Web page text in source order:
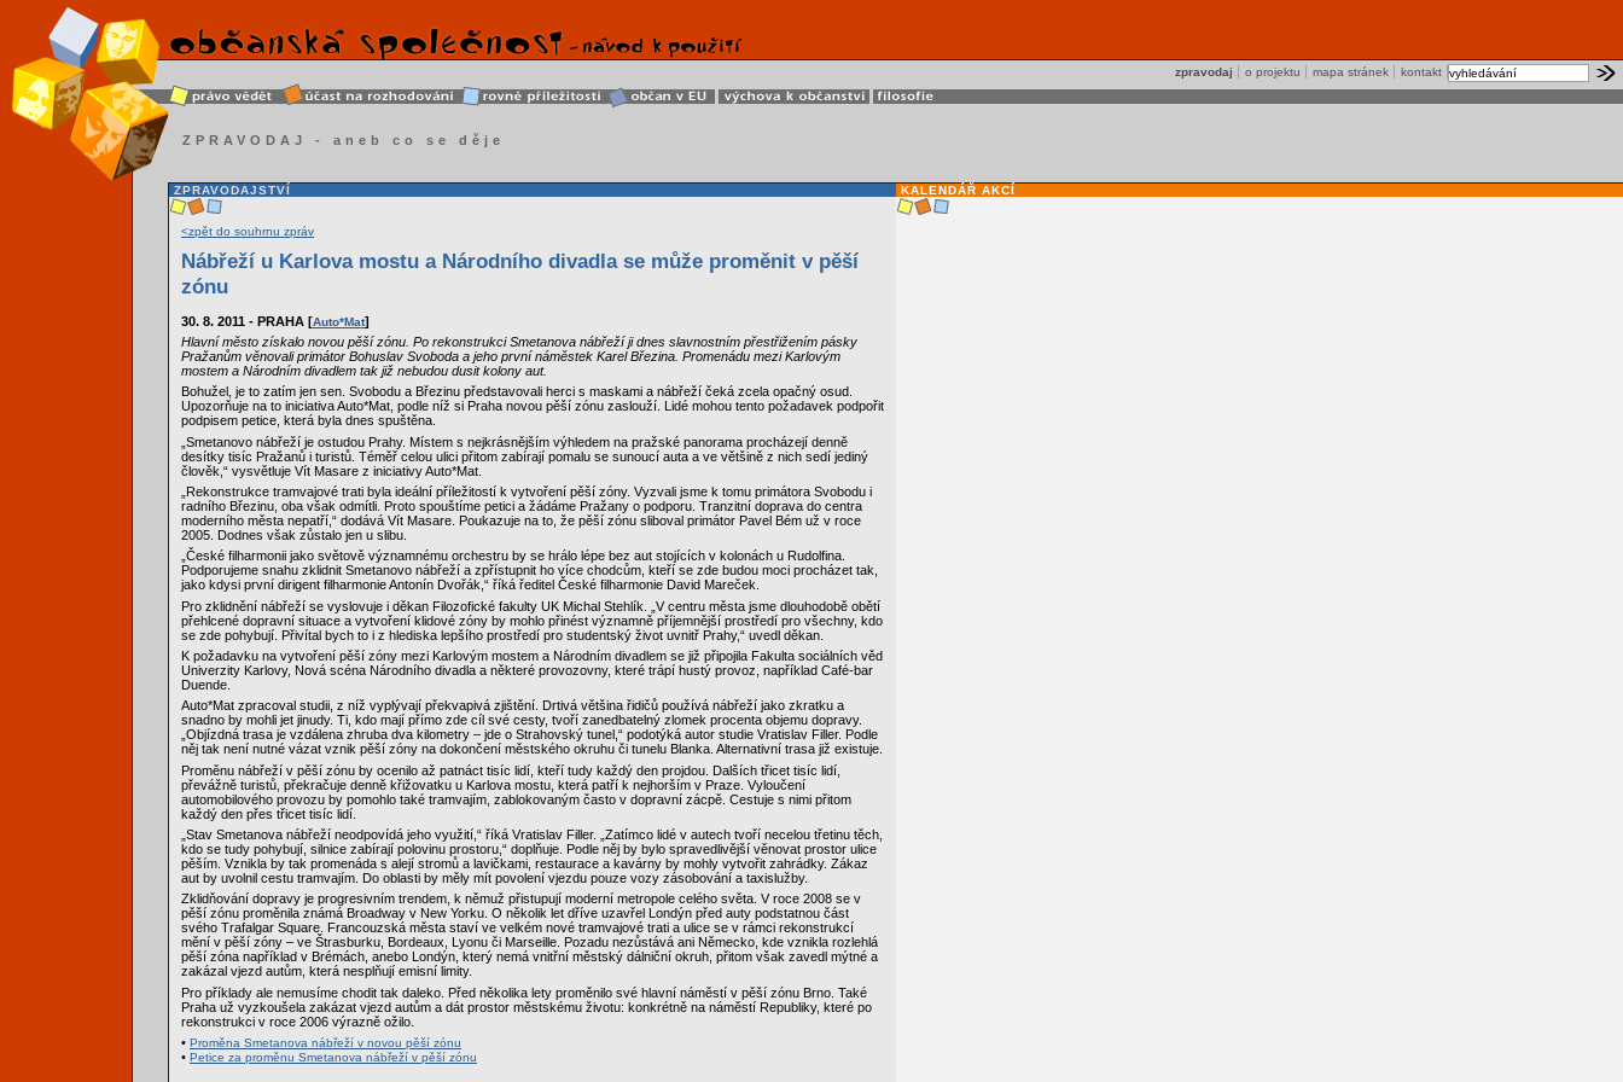
kontakt
mapa stránek
o projektu
zpravodaj
ZPRAVODAJ - aneb co se děje
ZPRAVODAJSTVÍ
<zpět do souhrnu zpráv
Nábřeží u Karlova mostu a Národního divadla se může proměnit v pěší
zónu
30. 8. 2011 - PRAHA [Auto*Mat]
Hlavní město získalo novou pěší zónu. Po rekonstrukci Smetanova nábřeží ji dnes slavnostním přestřižením pásky
Pražanům věnovali primátor Bohuslav Svoboda a jeho první náměstek Karel Březina. Promenádu mezi Karlovým
mostem a Národním divadlem tak již nebudou dusit kolony aut.
Bohužel, je to zatím jen sen. Svobodu a Březinu představovali herci s maskami a nábřeží čeká zcela opačný osud.
Upozorňuje na to iniciativa Auto*Mat, podle níž si Praha novou pěší zónu zaslouží. Lidé mohou tento požadavek podpořit
podpisem petice, která byla dnes spuštěna.
„Smetanovo nábřeží je ostudou Prahy. Místem s nejkrásnějším výhledem na pražské panorama procházejí denně
desítky tisíc Pražanů i turistů. Téměř celou ulici přitom zabírají pomalu se sunoucí auta a ve většině z nich sedí jediný
člověk,“ vysvětluje Vít Masare z iniciativy Auto*Mat.
„Rekonstrukce tramvajové trati byla ideální příležitostí k vytvoření pěší zóny. Vyzvali jsme k tomu primátora Svobodu i
radního Březinu, oba však odmítli. Proto spouštíme petici a žádáme Pražany o podporu. Tranzitní doprava do centra
moderního města nepatří,“ dodává Vít Masare. Poukazuje na to, že pěší zónu sliboval primátor Pavel Bém už v roce
2005. Dodnes však zůstalo jen u slibu.
„České filharmonii jako světově významnému orchestru by se hrálo lépe bez aut stojících v kolonách u Rudolfina.
Podporujeme snahu zklidnit Smetanovo nábřeží a zpřístupnit ho více chodcům, kteří se zde budou moci procházet tak,
jako kdysi první dirigent filharmonie Antonín Dvořák,“ říká ředitel České filharmonie David Mareček.
Pro zklidnění nábřeží se vyslovuje i děkan Filozofické fakulty UK Michal Stehlík. „V centru města jsme dlouhodobě obětí
přehlcené dopravní situace a vytvoření klidové zóny by mohlo přinést významně příjemnější prostředí pro všechny, kdo
se zde pohybují. Přivítal bych to i z hlediska lepšího prostředí pro studentský život uvnitř Prahy,“ uvedl děkan.
K požadavku na vytvoření pěší zóny mezi Karlovým mostem a Národním divadlem se již připojila Fakulta sociálních věd
Univerzity Karlovy, Nová scéna Národního divadla a některé provozovny, které trápí hustý provoz, například Café-bar
Duende.
Auto*Mat zpracoval studii, z níž vyplývají překvapivá zjištění. Drtivá většina řidičů používá nábřeží jako zkratku a
snadno by mohli jet jinudy. Ti, kdo mají přímo zde cíl své cesty, tvoří zanedbatelný zlomek procenta objemu dopravy.
„Objízdná trasa je vzdálena zhruba dva kilometry – jde o Strahovský tunel,“ podotýká autor studie Vratislav Filler. Podle
něj tak není nutné vázat vznik pěší zóny na dokončení městského okruhu či tunelu Blanka. Alternativní trasa již existuje.
Proměnu nábřeží v pěší zónu by ocenilo až patnáct tisíc lidí, kteří tudy každý den projdou. Dalších třicet tisíc lidí,
převážně turistů, překračuje denně křižovatku u Karlova mostu, která patří k nejhorším v Praze. Vyloučení
automobilového provozu by pomohlo také tramvajím, zablokovaným často v dopravní zácpě. Cestuje s nimi přitom
každý den přes třicet tisíc lidí.
„Stav Smetanova nábřeží neodpovídá jeho využití,“ říká Vratislav Filler. „Zatímco lidé v autech tvoří necelou třetinu těch,
kdo se tudy pohybují, silnice zabírají polovinu prostoru,“ doplňuje. Podle něj by bylo spravedlivější věnovat prostor ulice
pěším. Vznikla by tak promenáda s alejí stromů a lavičkami, restaurace a kavárny by mohly vytvořit zahrádky. Zákaz
aut by uvolnil cestu tramvajím. Do oblasti by měly mít povolení vjezdu pouze vozy zásobování a taxislužby.
Zklidňování dopravy je progresivním trendem, k němuž přistupují moderní metropole celého světa. V roce 2008 se v
pěší zónu proměnila známá Broadway v New Yorku. O několik let dříve uzavřel Londýn před auty podstatnou část
svého Trafalgar Square. Francouzská města staví ve velkém nové tramvajové trati a ulice se v rámci rekonstrukcí
mění v pěší zóny – ve Štrasburku, Bordeaux, Lyonu či Marseille. Pozadu nezůstává ani Německo, kde vznikla rozlehlá
pěší zóna například v Brémách, anebo Londýn, který nemá vnitřní městský dálniční okruh, přitom však zavedl mýtné a
zakázal vjezd autům, která nesplňují emisní limity.
Pro příklady ale nemusíme chodit tak daleko. Před několika lety proměnilo své hlavní náměstí v pěší zónu Brno. Také
Praha už vyzkoušela zakázat vjezd autům a dát prostor městskému životu: konkrétně na náměstí Republiky, které po
rekonstrukci v roce 2006 výrazně ožilo.
• Proměna Smetanova nábřeží v novou pěší zónu
• Petice za proměnu Smetanova nábřeží v pěší zónu
KALENDÁŘ AKCÍ